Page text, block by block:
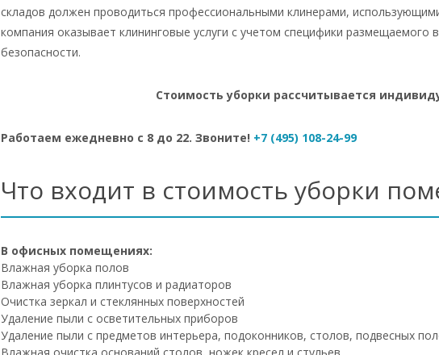
складов должен проводиться профессиональными клинерами,
компания оказывает клининговые услуги с учетом специфики размещаемого
безопасности.
Стоимость уборки рассчитывается
Работаем ежедневно с 8 до 22. Звоните! +7 (495) 108-24-99
Что входит в стоимость уборки
В офисных помещениях:
Влажная уборка полов
Влажная уборка плинтусов и радиаторов
Очистка зеркал и стеклянных поверхностей
Удаление пыли с осветительных приборов
Удаление пыли с предметов интерьера, подоконников, столов, подвесных